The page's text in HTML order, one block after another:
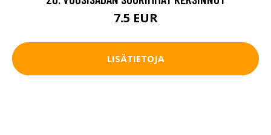
7.5 EUR
LISÄTIETOJA